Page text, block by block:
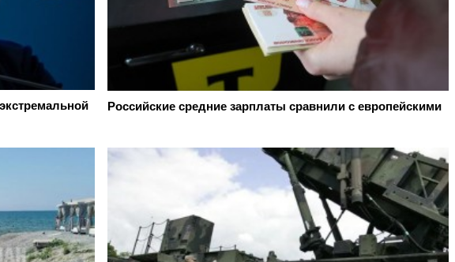
Российские средние зарплаты сравнили с европейскими